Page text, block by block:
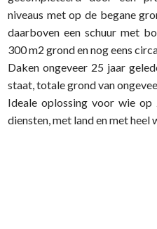
niveaus met op de begane
daarboven een schuur met
300 m2 grond en nog eens
Daken ongeveer 25 jaar
staat, totale grond van
Ideale oplossing voor wie
diensten, met land en met heel